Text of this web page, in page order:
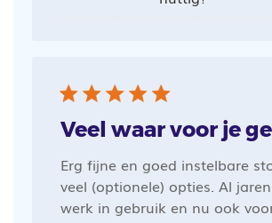
Veel waar voor je
Erg fijne en goed instelbare
veel (optionele) opties. Al
werk in gebruik en nu ook